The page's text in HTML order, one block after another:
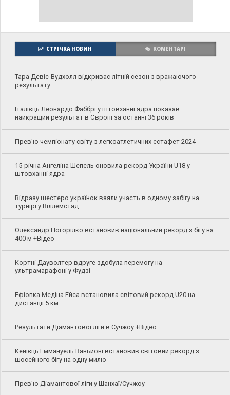
СТРІЧКА НОВИН КОМЕНТАРІ
Тара Девіс-Вудхолл відкриває літній сезон з вражаючого
результату
Італієць Леонардо Фаббрі у штовханні ядра показав
найкращий результат в Європі за останні 36 років
Прев'ю чемпіонату світу з легкоатлетичних естафет 2024
15-річна Ангеліна Шепель оновила рекорд України U18 у
штовханні ядра
Відразу шестеро українок взяли участь в одному забігу на
турнірі у Віллемстад
Олександр Погорілко встановив національний рекорд з бігу на
400 м +Відео
Кортні Дауволтер вдруге здобула перемогу на
ультрамарафоні у Фудзі
Ефіопка Медіна Ейса встановила світовий рекорд U20 на
дистанції 5 км
Результати Діамантової ліги в Сучжоу +Відео
Кенієць Еммануель Ваньйоні встановив світовий рекорд з
шосейного бігу на одну милю
Прев'ю Діамантової ліги у Шанхаї/Сучжоу